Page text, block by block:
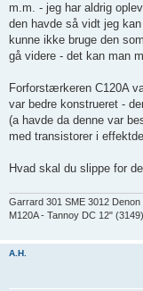
æ
g
m.m. - jeg har aldrig
den havde så vidt jeg
kunne ikke bruge den
gå videre - det kan man
Forforstærkeren C120A
var bedre konstrueret -
(a havde da denne var
med transistorer i
Hvad skal du slippe for
Garrard 301 SME 3012
M120A - Tannoy DC 12"
A.H.